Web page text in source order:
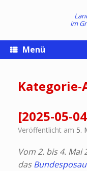
im
Menü
Kategorie-
[2025-05-
Veröffentlicht am 5.
Vom 2. bis 4. Mai
das